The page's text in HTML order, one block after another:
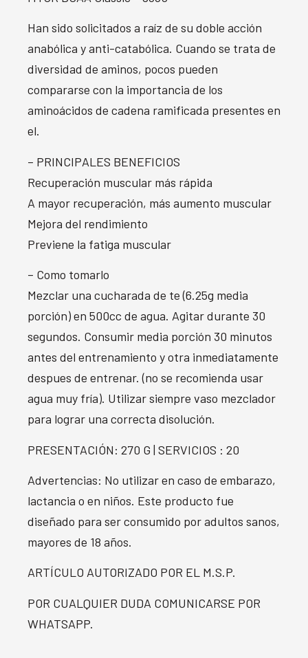
Han sido solicitados a raíz de su doble acción
anabólica y anti-catabólica. Cuando se trata de
diversidad de aminos, pocos pueden
compararse con la importancia de los
aminoácidos de cadena ramificada presentes en
el.
– PRINCIPALES BENEFICIOS
Recuperación muscular más rápida
A mayor recuperación, más aumento muscular
Mejora del rendimiento
Previene la fatiga muscular
– Como tomarlo
Mezclar una cucharada de te (6.25g media
porción) en 500cc de agua. Agitar durante 30
segundos. Consumir media porción 30 minutos
antes del entrenamiento y otra inmediatamente
despues de entrenar. (no se recomienda usar
agua muy fría). Utilizar siempre vaso mezclador
para lograr una correcta disolución.
PRESENTACIÓN: 270 G | SERVICIOS : 20
Advertencias: No utilizar en caso de embarazo,
lactancia o en niños. Este producto fue
diseñado para ser consumido por adultos sanos,
mayores de 18 años.
ARTÍCULO AUTORIZADO POR EL M.S.P.
POR CUALQUIER DUDA COMUNICARSE POR
WHATSAPP.